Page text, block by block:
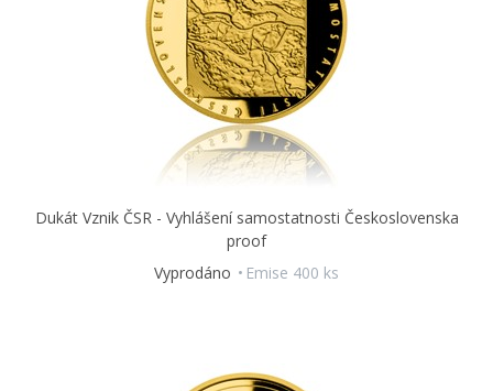
Dukát Vznik ČSR - Vyhlášení samostatnosti Československa
proof
Vyprodáno
Emise 400 ks